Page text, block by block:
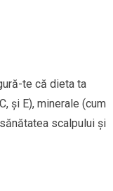
te că dieta ta
și E), minerale (cum
scalpului și